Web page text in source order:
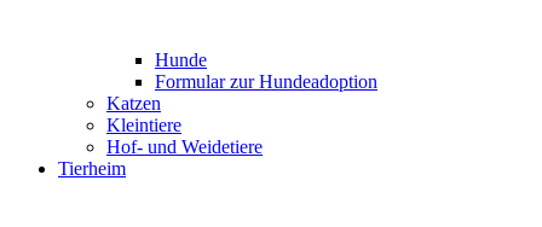
Hunde
Formular zur Hundeadoption
Katzen
Kleintiere
Hof- und Weidetiere
Tierheim